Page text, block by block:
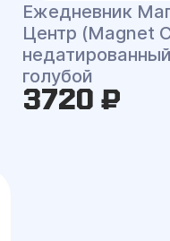
Ежедневник
Центр (Magnet
голубой
3720 ₽